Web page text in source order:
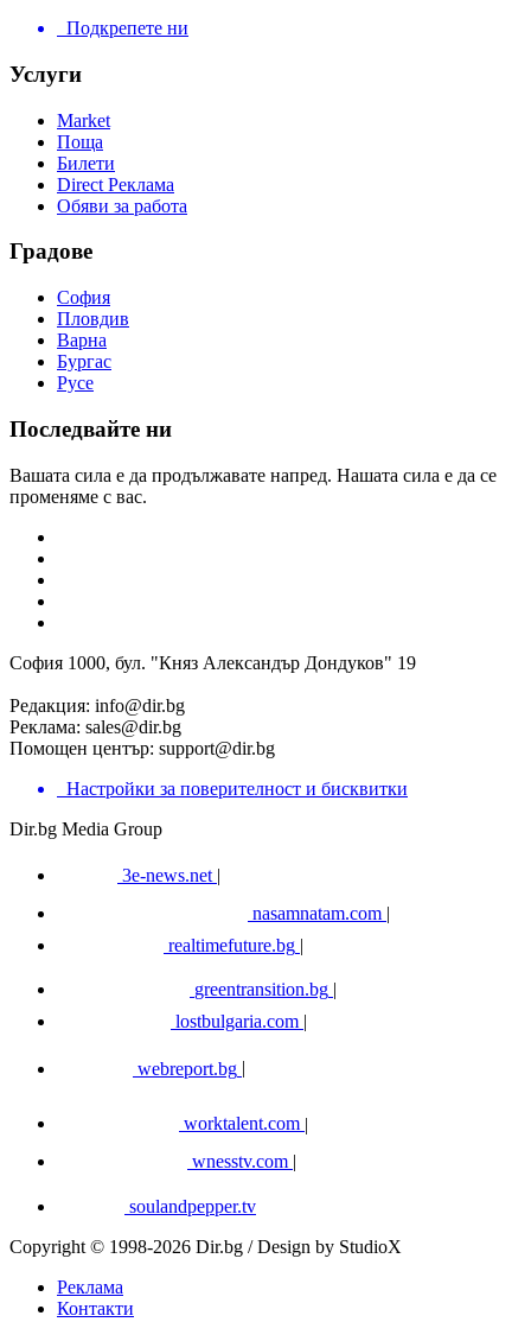
Подкрепете ни
Услуги
Market
Поща
Билети
Direct Реклама
Обяви за работа
Градове
София
Пловдив
Варна
Бургас
Русе
Последвайте ни
Вашата сила е да продължавате напред. Нашата сила е да се
променяме с вас.
София 1000, бул. "Княз Александър Дондуков" 19
Редакция: info@dir.bg
Реклама: sales@dir.bg
Помощен център: support@dir.bg
Настройки за поверителност и бисквитки
Dir.bg Media Group
3e-news.net |
nasamnatam.com |
realtimefuture.bg |
greentransition.bg |
lostbulgaria.com |
webreport.bg
worktalent.com |
wnesstv.com |
soulandpepper.tv
Copyright © 1998-2026 Dir.bg / Design by StudioX
Реклама
Контакти